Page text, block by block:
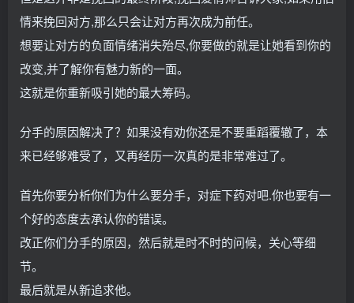
情来挽回对方,那么只会让对方再次成为前任。
想要让对方的负面情绪消失殆尽,你要做的就是让她看到你的
改变,并了解你有魅力新的一面。
这就是你重新吸引她的最大筹码。
分手的原因解决了？如果没有劝你还是不要重蹈覆辙了，本
来已经够难受了，又再经历一次真的是非常难过了。
首先你要分析你们为什么要分手，对症下药对吧.你也要有一
个好的态度去承认你的错误。
改正你们分手的原因，然后就是时不时的问候，关心等细
节。
最后就是从新追求他。